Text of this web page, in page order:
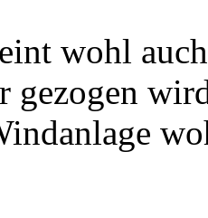
wohl
gezogen